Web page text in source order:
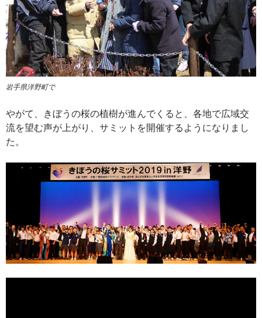
岩手県洋野町で
やがて、きぼうの桜の植樹が進んでくると、各地で広域交
流を望む声が上がり、サミットを開催するようになりまし
た。